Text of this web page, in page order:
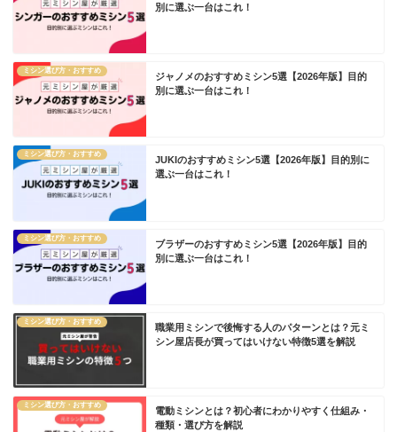
別に選ぶ一台はこれ！
ミシン選び方・おすすめ
ジャノメのおすすめミシン5選【2026年版】目的
別に選ぶ一台はこれ！
ミシン選び方・おすすめ
JUKIのおすすめミシン5選【2026年版】目的別に
選ぶ一台はこれ！
ミシン選び方・おすすめ
ブラザーのおすすめミシン5選【2026年版】目的
別に選ぶ一台はこれ！
ミシン選び方・おすすめ
職業用ミシンで後悔する人のパターンとは？元ミ
シン屋店長が買ってはいけない特徴5選を解説
ミシン選び方・おすすめ
電動ミシンとは？初心者にわかりやすく仕組み・
種類・選び方を解説